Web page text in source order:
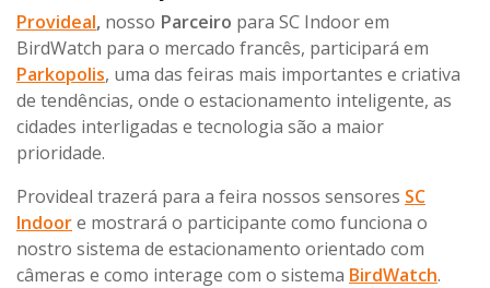
Provideal, nosso Parceiro para SC Indoor em
BirdWatch para o mercado francês, participará em
Parkopolis, uma das feiras mais importantes e criativa
de tendências, onde o estacionamento inteligente, as
cidades interligadas e tecnologia são a maior
prioridade.
Provideal trazerá para a feira nossos sensores SC
Indoore mostrará o participante como funciona o
nostro sistema de estacionamento orientado com
câmeras e como interage com o sistema BirdWatch.